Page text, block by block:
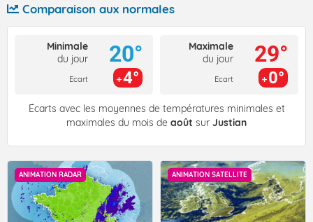
Comparaison aux normales
Minimale
du jour
Ecart
20°
4°
Maximale
du jour
Ecart
29°
0°
Écarts avec les moyennes de températures minimales et
maximales du mois de août sur Justian
ANIMATION RADAR ANIMATION SATELLITE